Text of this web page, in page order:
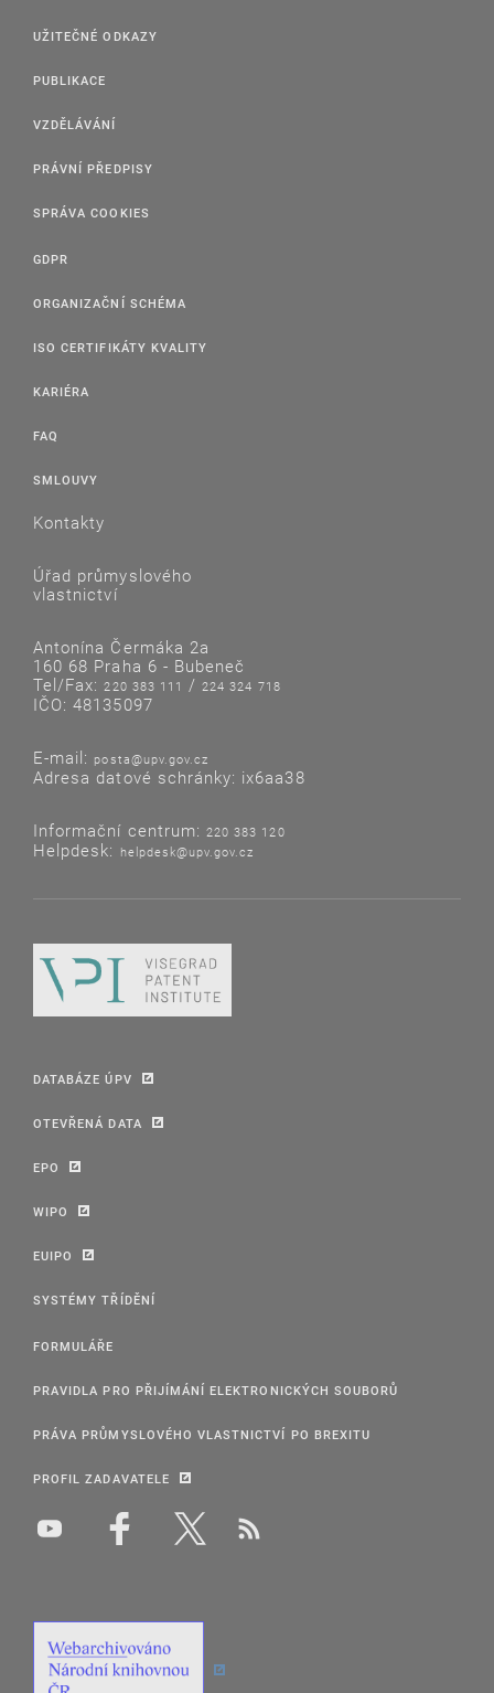
UŽITEČNÉ ODKAZY
PUBLIKACE
VZDĚLÁVÁNÍ
PRÁVNÍ PŘEDPISY
SPRÁVA COOKIES
GDPR
ORGANIZAČNÍ SCHÉMA
ISO CERTIFIKÁTY KVALITY
KARIÉRA
FAQ
SMLOUVY
Kontakty
Úřad průmyslového
vlastnictví
Antonína Čermáka 2a
160 68 Praha 6 - Bubeneč
Tel/Fax:220 383 111 /224 324 718
IČO: 48135097
E-mail: posta@upv.gov.cz
Adresa datové schránky: ix6aa38
Informační centrum: 220 383 120
Helpdesk: helpdesk@upv.gov.cz
DATABÁZE ÚPV
OTEVŘENÁ DATA
EPO
WIPO
EUIPO
SYSTÉMY TŘÍDĚNÍ
FORMULÁŘE
PRAVIDLA PRO PŘIJÍMÁNÍ ELEKTRONICKÝCH SOUBORŮ
PRÁVA PRŮMYSLOVÉHO VLASTNICTVÍ PO BREXITU
PROFIL ZADAVATELE